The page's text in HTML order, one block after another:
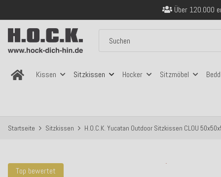
Sicher
Kostenloser Versand
Kissen
Sitzkissen Hocker Sitzmöbel
Startseite Sitzkissen H.O.C.K. Yucatan Outdoor Sitzkissen CLOU
Top bewertet